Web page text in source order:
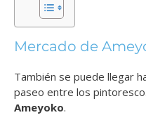
Mercado de
También se puede llegar
paseo entre los
Ameyoko.